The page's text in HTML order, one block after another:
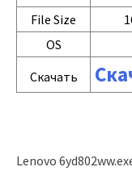
File Size
OS
Скачать
Lenovo